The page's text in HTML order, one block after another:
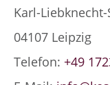
Karl-
04107 Leipzig
Telefon: +49